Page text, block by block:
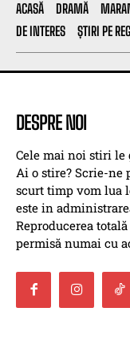
ACASĂ DRAMĂ
DE INTERES
ȘTIRI PE
DESPRE NOI
Cele mai noi stiri le
Ai o stire? Scrie-ne
scurt timp vom lua
este in
Reproducerea
permisă numai cu